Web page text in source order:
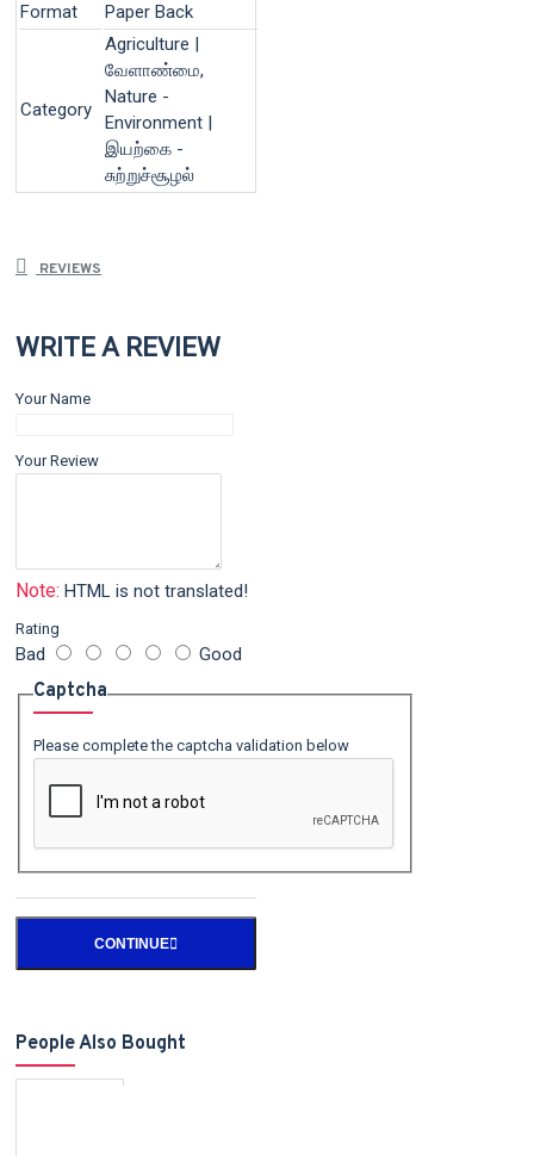
Format
Paper Back
Category
Agriculture |
வேளாண்மை,
Nature -
Environment |
இயற்கை -
சுற்றுச்சூழல்
REVIEWS
WRITE A REVIEW
Your Name
Your Review
Note: HTML is not translated!
Rating
Bad Good
Captcha
Please complete the captcha validation below
CONTINUE
People Also Bought